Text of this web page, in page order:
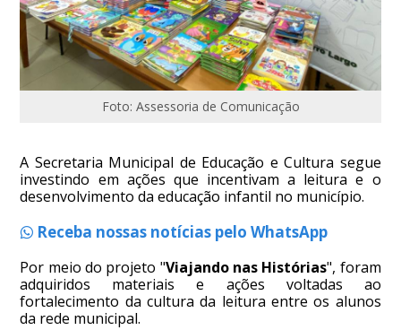
Foto: Assessoria de Comunicação
A Secretaria Municipal de Educação e Cultura segue
investindo em ações que incentivam a leitura e o
desenvolvimento da educação infantil no município.
Receba nossas notícias pelo WhatsApp
Por meio do projeto "Viajando nas Histórias", foram
adquiridos materiais e ações voltadas ao
fortalecimento da cultura da leitura entre os alunos
da rede municipal.